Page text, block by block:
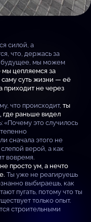
силой, а
что, держась за
будущее, мы можем
цепляемся за
суть жизни — её
приходит не через
что происходит,ты
где раньше видел
это случилось
сначала этого не
верой, а как
вовремя.
просто ум, а нечто
Ты уже не реагируешь
выбираешь, как
пугать, потому что ты
только опыт.
строительными